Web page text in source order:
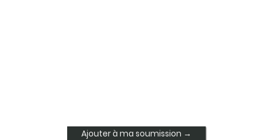
Ajouter à ma soumission →